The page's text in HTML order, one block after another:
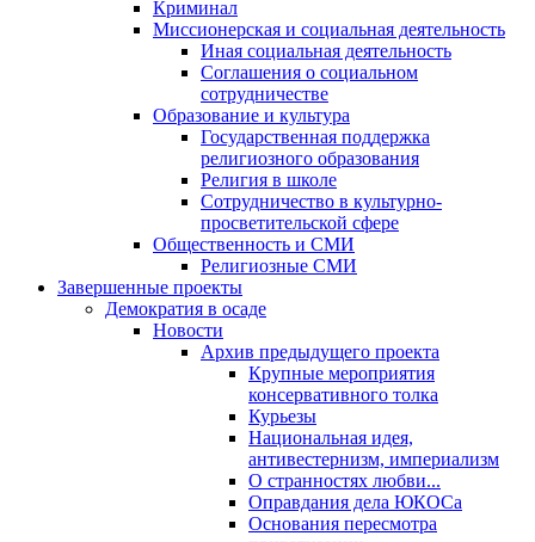
Криминал
Миссионерская и социальная деятельность
Иная социальная деятельность
Соглашения о социальном
сотрудничестве
Образование и культура
Государственная поддержка
религиозного образования
Религия в школе
Сотрудничество в культурно-
просветительской сфере
Общественность и СМИ
Религиозные СМИ
Завершенные проекты
Демократия в осаде
Новости
Архив предыдущего проекта
Крупные мероприятия
консервативного толка
Курьезы
Национальная идея,
антивестернизм, империализм
О странностях любви...
Оправдания дела ЮКОСа
Основания пересмотра